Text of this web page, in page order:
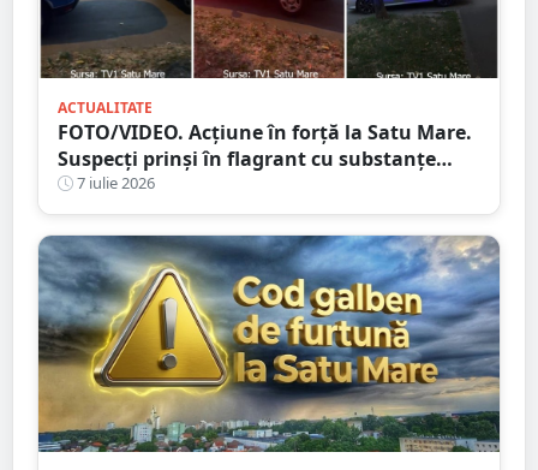
ACTUALITATE
FOTO/VIDEO. Acțiune în forță la Satu Mare.
Suspecți prinși în flagrant cu substanțe
suspecte de droguri
7 iulie 2026